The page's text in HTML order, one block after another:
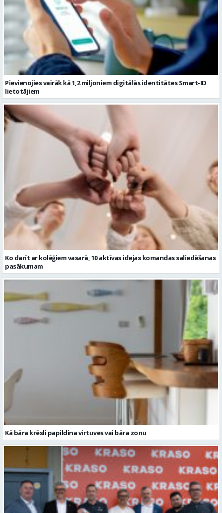
Pievienojies vairāk kā 1,2 miljoniem digitālās identitātes Smart-ID
lietotājiem
Ko darīt ar kolēģiem vasarā, 10 aktīvas idejas komandas saliedēšanas
pasākumam
Kā bāra krēsli papildina virtuves vai bāra zonu